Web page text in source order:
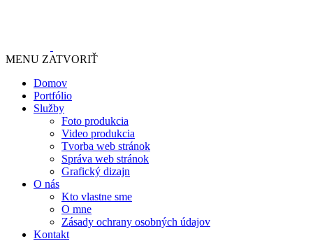
MENU ZATVORIŤ
Domov
Portfólio
Služby
Foto produkcia
Video produkcia
Tvorba web stránok
Správa web stránok
Grafický dizajn
O nás
Kto vlastne sme
O mne
Zásady ochrany osobných údajov
Kontakt